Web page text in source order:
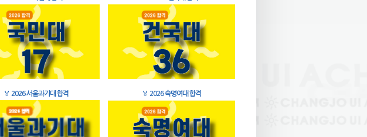
🏅 2026 서울과기대 합격 🏅 2026 숙명여대 합격